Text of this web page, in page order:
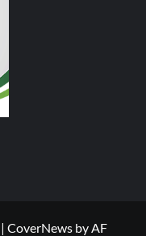
| CoverNews by AF